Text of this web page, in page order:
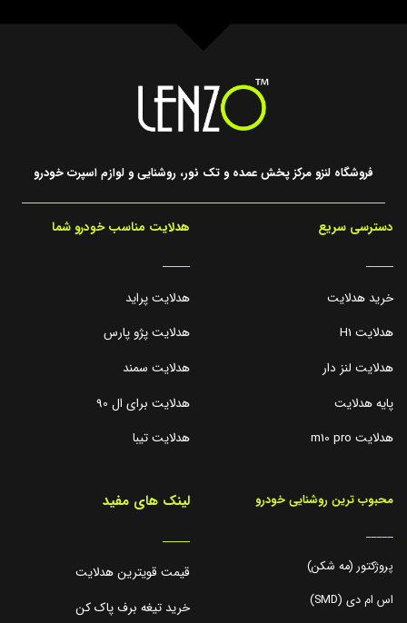
فروشگاه لنزو مرکز پخش عمده و تک نور، روشنایی و لوازم اسپرت خودرو
دسترسی سریع
_____
خرید هدلایت
هدلایت H1
هدلایت لنز دار
پایه هدلایت
هدلایت m10 pro
هدلایت مناسب خودرو شما
_____
هدلایت پراید
هدلایت پژو پارس
هدلایت سمند
هدلایت برای ال 90
هدلایت تیبا
محبوب ترین روشنایی خودرو
_____
پروژکتور (مه شکن)
اس ام دی (SMD)
لینک های مفید
_____
قیمت قویترین هدلایت
خرید تیغه برف پاک کن